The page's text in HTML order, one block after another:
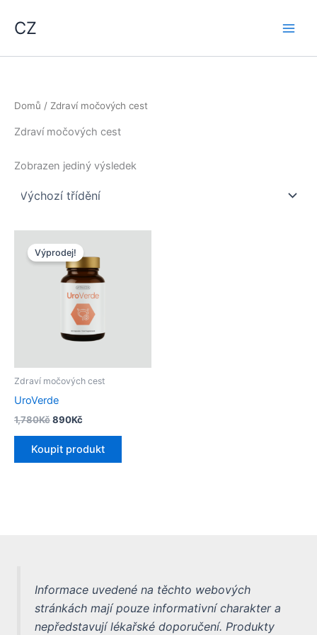
CZ
Domů / Zdraví močových cest
Zdraví močových cest
Zobrazen jediný výsledek
Výprodej!
Zdraví močových cest
UroVerde
1,780KčPůvodní
byla:
1,780Kč.
890Kč
je:
890Kč.
Koupit produkt
Informace uvedené na těchto webových
stránkách mají pouze informativní charakter a
nepředstavují lékařské doporučení. Produkty